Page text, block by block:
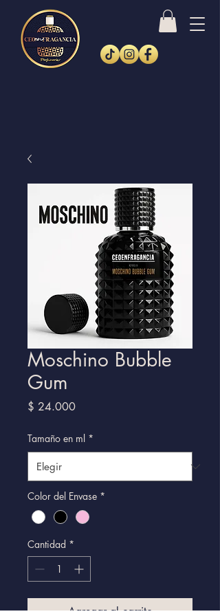
Moschino Bubble
Gum
$ 24.000Precio
Tamaño en ml *
Color del Envase *
Cantidad *
Agregar al carrito